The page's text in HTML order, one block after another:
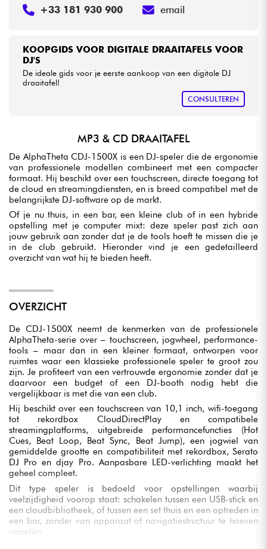
KOOPGIDS VOOR DIGITALE DRAAITAFELS VOOR
DJ'S
De ideale gids voor je eerste aankoop van een digitale DJ
draaitafel!
CONSULTEREN
+33 181 930 900 email
MP3 & CD DRAAITAFEL
De AlphaTheta CDJ-1500X is een DJ-speler die de ergonomie
van professionele modellen combineert met een compacter
formaat. Hij beschikt over een touchscreen, directe toegang tot
de cloud en streamingdiensten, en is breed compatibel met de
belangrijkste DJ-software op de markt.
Of je nu thuis, in een bar, een kleine club of in een hybride
opstelling met je computer mixt: deze speler past zich aan
jouw gebruik aan zonder dat je de tools hoeft te missen die je
in de club gebruikt. Hieronder vind je een gedetailleerd
overzicht van wat hij te bieden heeft.
OVERZICHT
De CDJ-1500X neemt de kenmerken van de professionele
AlphaTheta-serie over – touchscreen, jogwheel, performance-
tools – maar dan in een kleiner formaat, ontworpen voor
ruimtes waar een klassieke professionele speler te groot zou
zijn. Je profiteert van een vertrouwde ergonomie zonder dat je
daarvoor een budget of een DJ-booth nodig hebt die
vergelijkbaar is met die van een club.
Hij beschikt over een touchscreen van 10,1 inch, wifi-toegang
tot rekordbox CloudDirectPlay en compatibele
streamingplatforms, uitgebreide performancefuncties (Hot
Cues, Beat Loop, Beat Sync, Beat Jump), een jogwiel van
gemiddelde grootte en compatibiliteit met rekordbox, Serato
DJ Pro en djay Pro. Aanpasbare LED-verlichting maakt het
geheel compleet.
Dit type speler is bedoeld voor opstellingen waarbij
veelzijdigheid voorop staat: schakelen tussen een USB-stick en
een cloudbibliotheek, of tussen een set thuis en een optreden in
een bar, zonder van apparaat of navigatiestructuur te hoeven
wisselen.